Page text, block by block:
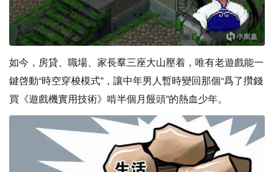
如今，房貸、職場、家長羣三座大山壓着，唯有老遊戲能一
鍵啓動“時空穿梭模式”，讓中年男人暫時變回那個“爲了攢錢
買《遊戲機實用技術》啃半個月饅頭”的熱血少年。